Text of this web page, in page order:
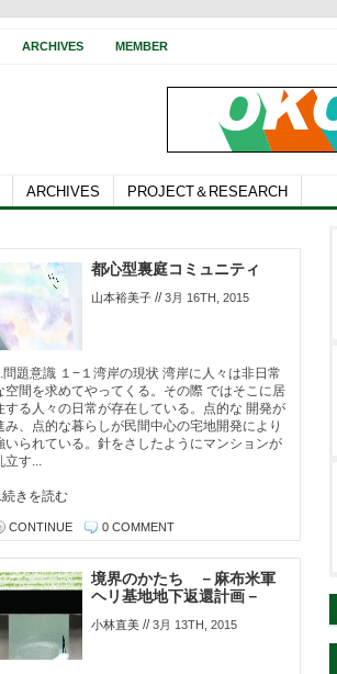
ARCHIVES MEMBER
ARCHIVES PROJECT＆RESEARCH
都心型裏庭コミュニティ
山本裕美子 //3月 16TH, 2015
問題意識 １−１湾岸の現状 湾岸に人々は非日常
空間を求めてやってくる。その際 ではそこに居
する人々の日常が存在している。点的な 開発が
み、点的な暮らしが民間中心の宅地開発により
いられている。針をさしたようにマンションが
立す...
続きを読む
CONTINUE 0 COMMENT
境界のかたち －麻布米軍
ヘリ基地地下返還計画－
小林直美 //3月 13TH, 2015